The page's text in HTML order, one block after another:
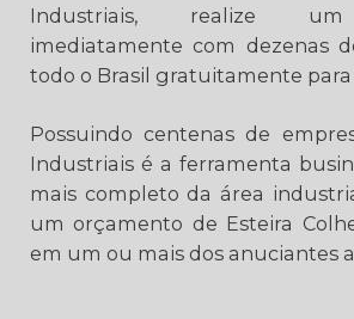
Industriais, realize um
imediatamente com dezenas
todo o Brasil gratuitamente para
Possuindo centenas de
Industriais é a ferramenta
mais completo da área
um orçamento de Esteira
em um ou mais dos anuciantes